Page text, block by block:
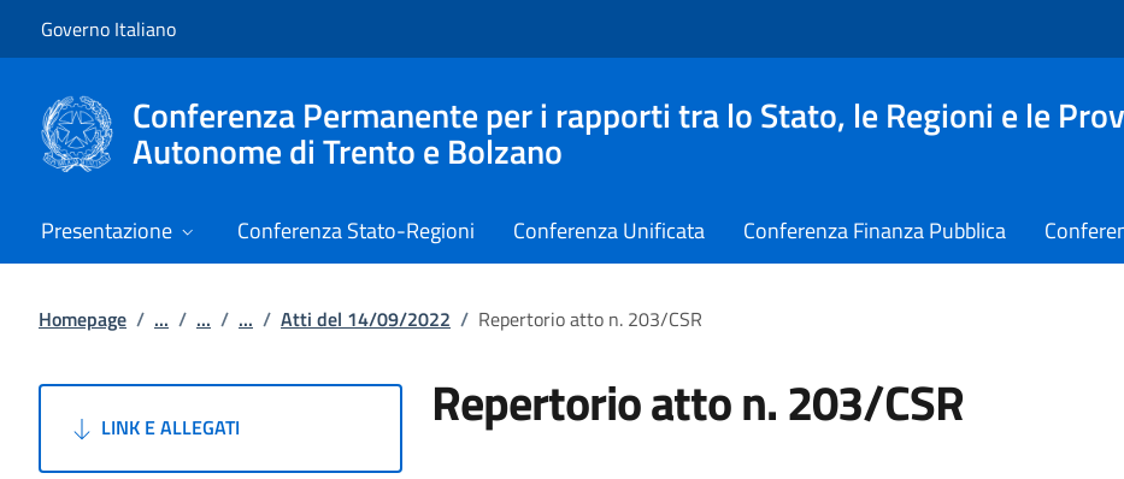
Governo Italiano
Conferenza Permanente per i rapporti tra lo Stato, le Regioni e le
Autonome di Trento e Bolzano
Presentazione Conferenza Stato-Regioni Conferenza Unificata Conferenza Finanza Pubblica
Homepage / ... / ... / ... / Atti del 14/09/2022 / Repertorio atto n. 203/CSR
LINK E ALLEGATI Repertorio atto n. 203/CSR